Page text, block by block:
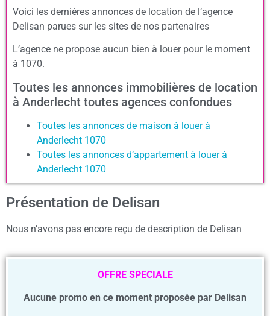
Voici les dernières annonces de location de l’agence
Delisan parues sur les sites de nos partenaires
L’agence ne propose aucun bien à louer pour le moment
à 1070.
Toutes les annonces immobilières de location
à Anderlecht toutes agences confondues
Toutes les annonces de maison à louer à
Anderlecht 1070
Toutes les annonces d’appartement à louer à
Anderlecht 1070
Présentation de Delisan
Nous n’avons pas encore reçu de description de Delisan
OFFRE SPECIALE
Aucune promo en ce moment proposée par Delisan